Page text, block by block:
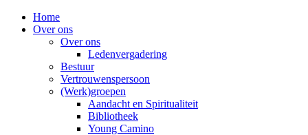
Home
Over ons
Over ons
Ledenvergadering
Bestuur
Vertrouwenspersoon
(Werk)groepen
Aandacht en Spiritualiteit
Bibliotheek
Young Camino